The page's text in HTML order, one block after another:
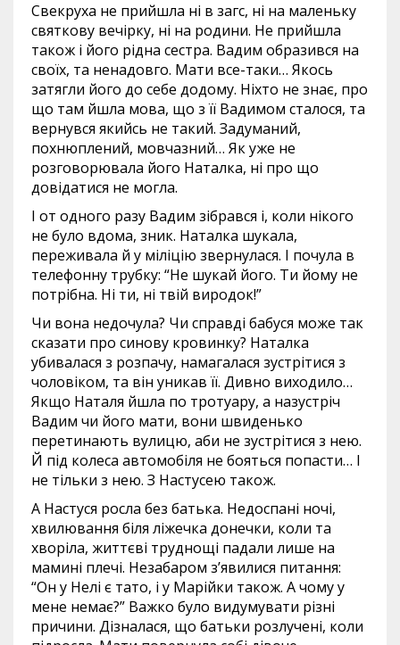
Свекруха не прийшла ні в загс, ні на маленьку
святкову вечірку, ні на родини. Не прийшла
також і його рідна сестра. Вадим образився на
своїх, та ненадовго. Мати все-таки… Якось
затягли його до себе додому. Ніхто не знає, про
що там йшла мова, що з її Вадимом сталося, та
вернувся якийсь не такий. Задуманий,
похнюплений, мовчазний… Як уже не
розговорювала його Наталка, ні про що
довідатися не могла.
І от одного разу Вадим зібрався і, коли нікого
не було вдома, зник. Наталка шукала,
переживала й у міліцію звернулася. І почула в
телефонну трубку: “Не шукай його. Ти йому не
потрібна. Ні ти, ні твій виродок!”
Чи вона недочула? Чи справді бабуся може так
сказати про синову кровинку? Наталка
убивалася з розпачу, намагалася зустрітися з
чоловіком, та він уникав її. Дивно виходило…
Якщо Наталя йшла по тротуару, а назустріч
Вадим чи його мати, вони швиденько
перетинають вулицю, аби не зустрітися з нею.
Й під колеса автомобіля не бояться попасти… І
не тільки з нею. З Настусею також.
А Настуся росла без батька. Недоспані ночі,
хвилювання біля ліжечка донечки, коли та
хворіла, життєві труднощі падали лише на
мамині плечі. Незабаром з’явилися питання:
“Он у Нелі є тато, і у Марійки також. А чому у
мене немає?” Важко було видумувати різні
причини. Дізналася, що батьки розлучені, коли